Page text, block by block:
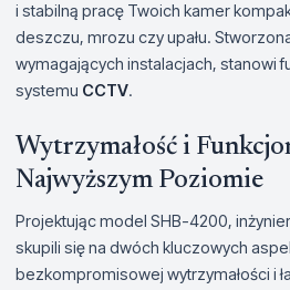
i stabilną pracę Twoich kamer
deszczu, mrozu czy upału.
wymagających instalacjach, stanowi
systemu CCTV.
Wytrzymałość i
Najwyższym Poziomie
Projektując model SHB-4200,
skupili się na dwóch kluczowych
bezkompromisowej wytrzymałości i